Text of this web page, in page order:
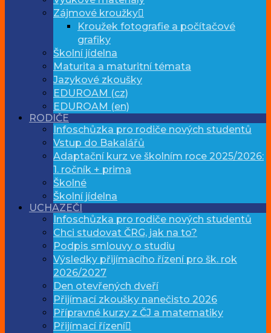
Zájmové kroužky
Kroužek fotografie a počítačové
grafiky
Školní jídelna
Maturita a maturitní témata
Jazykové zkoušky
EDUROAM (cz)
EDUROAM (en)
RODIČE
Infoschůzka pro rodiče nových studentů
Vstup do Bakalářů
Adaptační kurz ve školním roce 2025/2026:
1. ročník + prima
Školné
Školní jídelna
UCHAZEČI
Infoschůzka pro rodiče nových studentů
Chci studovat ČRG, jak na to?
Podpis smlouvy o studiu
Výsledky přijímacího řízení pro šk. rok
2026/2027
Den otevřených dveří
Přijímací zkoušky nanečisto 2026
Přípravné kurzy z ČJ a matematiky
Přijímací řízení